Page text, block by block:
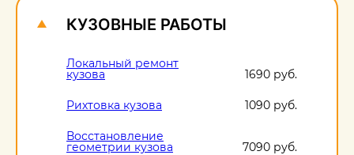
КУЗОВНЫЕ РАБОТЫ
Локальный ремонт
кузова 1690 руб.
Рихтовка кузова 1090 руб.
Восстановление
геометрии кузова 7090 руб.